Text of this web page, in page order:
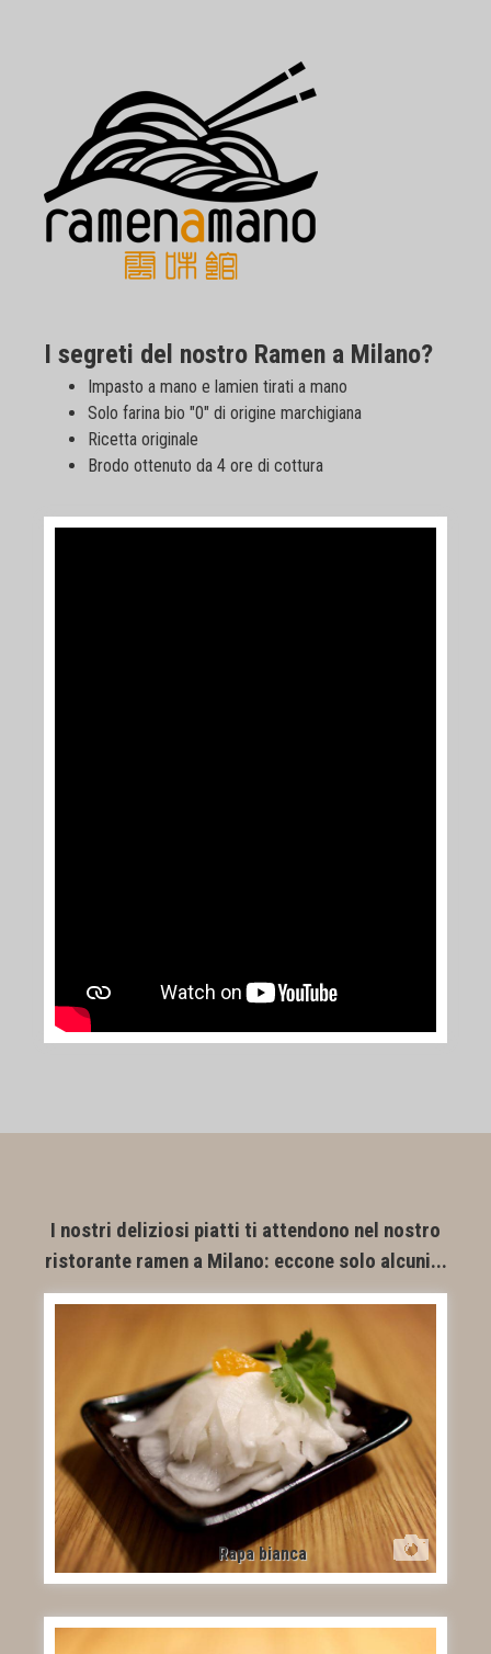
I segreti del nostro Ramen a Milano?
Impasto a mano e lamien tirati a mano
Solo farina bio "0" di origine marchigiana
Ricetta originale
Brodo ottenuto da 4 ore di cottura
I nostri deliziosi piatti ti attendono nel nostro
ristorante ramen a Milano: eccone solo alcuni...
Rapa bianca